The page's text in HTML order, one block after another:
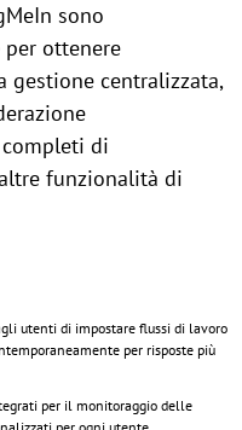
sono
per ottenere
gestione centralizzata,
di
funzionalità di
utenti di impostare flussi di lavoro
per risposte più
per il monitoraggio delle